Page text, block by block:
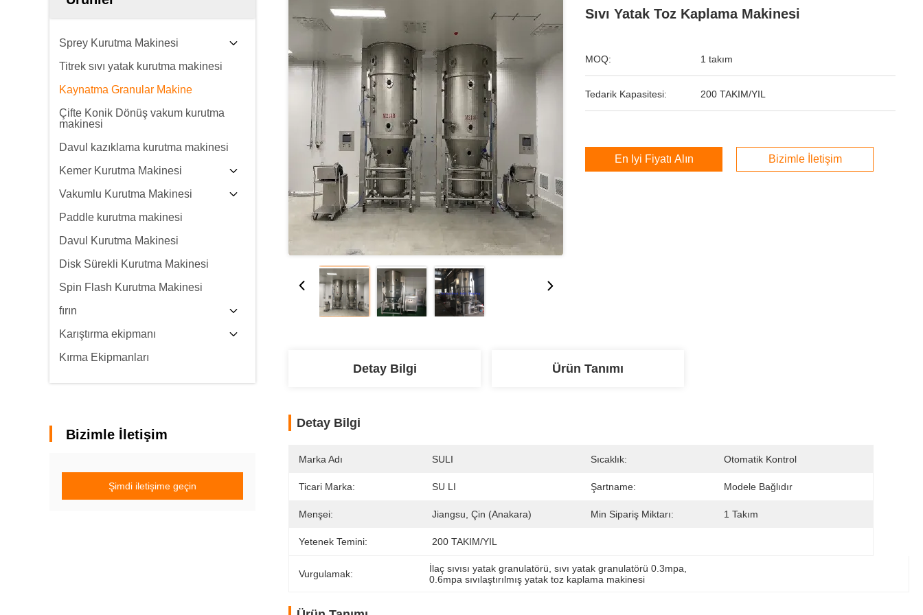
Sprey Kurutma Makinesi
Titrek sıvı yatak kurutma makinesi
Kaynatma Granular Makine
Çifte Konik Dönüş vakum kurutma
makinesi
Davul kazıklama kurutma makinesi
Kemer Kurutma Makinesi
Vakumlu Kurutma Makinesi
Paddle kurutma makinesi
Davul Kurutma Makinesi
Disk Sürekli Kurutma Makinesi
Spin Flash Kurutma Makinesi
fırın
Karıştırma ekipmanı
Kırma Ekipmanları
Bizimle İletişim
Şimdi iletişime geçin
Sıvı Yatak Toz Kaplama Makinesi
MOQ: 1 takım
Tedarik Kapasitesi: 200 TAKIM/YIL
En İyi Fiyatı Alın Bizimle İletişim
Detay Bilgi Ürün Tanımı
Detay Bilgi
Marka Adı SULI Sıcaklık: Otomatik Kontrol
Ticari Marka: SU LI Şartname: Modele Bağlıdır
Menşei: Jiangsu, Çin (Anakara) Min Sipariş Miktarı: 1 Takım
Yetenek Temini: 200 TAKIM/YIL
Vurgulamak: İlaç sıvısı yatak granulatörü sıvı yatak granulatörü 0.3mpa
0.6mpa sıvılaştırılmış yatak toz kaplama makinesi